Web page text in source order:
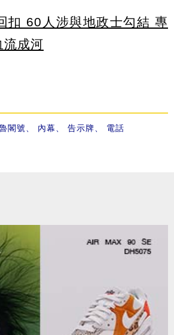
扣 60人涉與地政士勾結 專
流成河
閣號、 內幕、 告示牌、 電話